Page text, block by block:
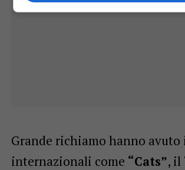
Grande richiamo hanno
internazionali come “Cats”, il